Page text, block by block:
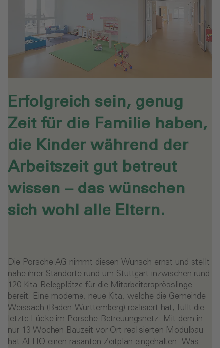
Erfolgreich sein, genug
Zeit für die Familie haben,
die Kinder während der
Arbeitszeit gut betreut
wissen – das wünschen
sich wohl alle Eltern.
Die Porsche AG nimmt diesen Wunsch ernst und stellt
nahe ihrer Standorte rund um Stuttgart inzwischen rund
120 Kita-Belegplätze für die Mitarbeitersprösslinge
bereit. Eine moderne, neue Kita, welche die Gemeinde
Weissach (Baden-Württemberg) realisiert hat, füllt die
letzte Lücke im Porsche-Betreuungsnetz. Mit dem in
nur 13 Wochen Bauzeit vor Ort realisierten Modulbau
hat ALHO einen rasanten Zeitplan eingehalten. Was